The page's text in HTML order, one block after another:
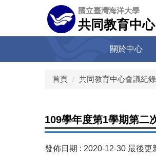
容
國立臺灣海洋大學
共同教育中心
關於中心
首頁 共同教育中心會議紀錄
109學年度第1學期第二
發佈日期 : 2020-12-30 最後更